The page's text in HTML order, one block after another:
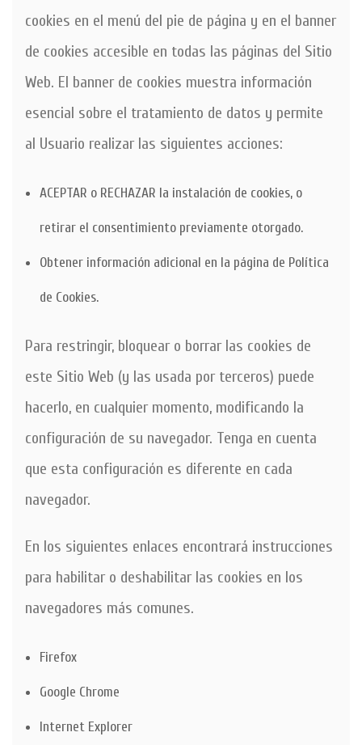
cookies en el menú del pie de página y en el banner
de cookies accesible en todas las páginas del Sitio
Web. El banner de cookies muestra información
esencial sobre el tratamiento de datos y permite
al Usuario realizar las siguientes acciones:
ACEPTAR o RECHAZAR la instalación de cookies, o
retirar el consentimiento previamente otorgado.
Obtener información adicional en la página de Política
de Cookies.
Para restringir, bloquear o borrar las cookies de
este Sitio Web (y las usada por terceros) puede
hacerlo, en cualquier momento, modificando la
configuración de su navegador. Tenga en cuenta
que esta configuración es diferente en cada
navegador.
En los siguientes enlaces encontrará instrucciones
para habilitar o deshabilitar las cookies en los
navegadores más comunes.
Firefox
Google Chrome
Internet Explorer